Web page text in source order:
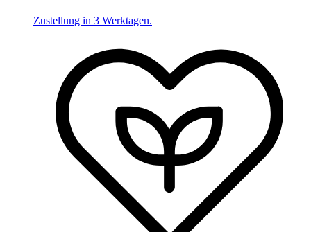
Zustellung in 3 Werktagen.